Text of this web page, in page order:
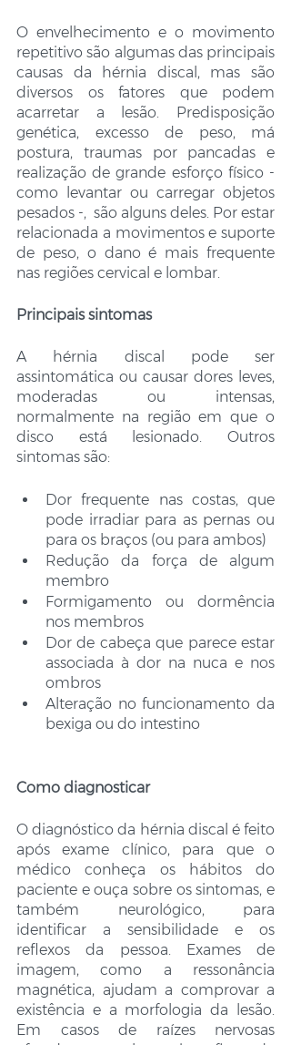
O envelhecimento e o movimento
repetitivo são algumas das principais
causas da hérnia discal, mas são
diversos os fatores que podem
acarretar a lesão. Predisposição
genética, excesso de peso, má
postura, traumas por pancadas e
realização de grande esforço físico -
como levantar ou carregar objetos
pesados -,  são alguns deles. Por estar
relacionada a movimentos e suporte
de peso, o dano é mais frequente
nas regiões cervical e lombar.
Principais sintomas
A hérnia discal pode ser
assintomática ou causar dores leves,
moderadas ou intensas,
normalmente na região em que o
disco está lesionado. Outros
sintomas são:
Dor frequente nas costas, que
pode irradiar para as pernas ou
para os braços (ou para ambos)
Redução da força de algum
membro
Formigamento ou dormência
nos membros
Dor de cabeça que parece estar
associada à dor na nuca e nos
ombros
Alteração no funcionamento da
bexiga ou do intestino
Como diagnosticar
O diagnóstico da hérnia discal é feito
após exame clínico, para que o
médico conheça os hábitos do
paciente e ouça sobre os sintomas, e
também neurológico, para
identificar a sensibilidade e os
reflexos da pessoa. Exames de
imagem, como a ressonância
magnética, ajudam a comprovar a
existência e a morfologia da lesão.
Em casos de raízes nervosas